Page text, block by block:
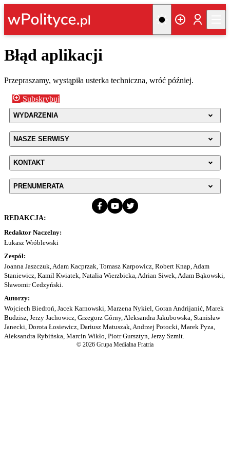
Błąd aplikacji
Przepraszamy, wystąpiła usterka techniczna, wróć później.
Subskrybuj
WYDARZENIA
NASZE SERWISY
KONTAKT
PRENUMERATA
REDAKCJA:
Redaktor Naczelny:
Łukasz Wróblewski
Zespół:
Joanna Jaszczuk, Adam Kacprzak, Tomasz Karpowicz, Robert Knap, Adam
Staniewicz, Kamil Kwiatek, Natalia Wierzbicka, Adrian Siwek, Adam Bąkowski,
Sławomir Cedzyński.
Autorzy:
Wojciech Biedroń, Jacek Karnowski, Marzena Nykiel, Goran Andrijanić, Marek
Budzisz, Jerzy Jachowicz, Grzegorz Górny, Aleksandra Jakubowska, Stanisław
Janecki, Dorota Łosiewicz, Dariusz Matuszak, Andrzej Potocki, Marek Pyza,
Aleksandra Rybińska, Marcin Wikło, Piotr Gursztyn, Jerzy Szmit.
© 2026 Grupa Medialna Fratria